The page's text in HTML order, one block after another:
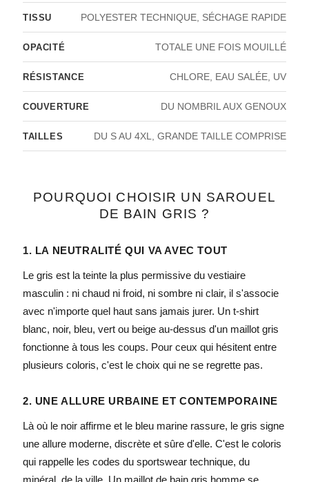
TISSU POLYESTER TECHNIQUE, SÉCHAGE RAPIDE
OPACITÉ TOTALE UNE FOIS MOUILLÉ
RÉSISTANCE CHLORE, EAU SALÉE, UV
COUVERTURE DU NOMBRIL AUX GENOUX
TAILLES DU S AU 4XL, GRANDE TAILLE COMPRISE
POURQUOI CHOISIR UN SAROUEL
DE BAIN GRIS ?
1. LA NEUTRALITÉ QUI VA AVEC TOUT
Le gris est la teinte la plus permissive du vestiaire
masculin : ni chaud ni froid, ni sombre ni clair, il s'associe
avec n'importe quel haut sans jamais jurer. Un t-shirt
blanc, noir, bleu, vert ou beige au-dessus d'un maillot gris
fonctionne à tous les coups. Pour ceux qui hésitent entre
plusieurs coloris, c'est le choix qui ne se regrette pas.
2. UNE ALLURE URBAINE ET CONTEMPORAINE
Là où le noir affirme et le bleu marine rassure, le gris signe
une allure moderne, discrète et sûre d'elle. C'est le coloris
qui rappelle les codes du sportswear technique, du
minéral, de la ville. Un maillot de bain gris homme se